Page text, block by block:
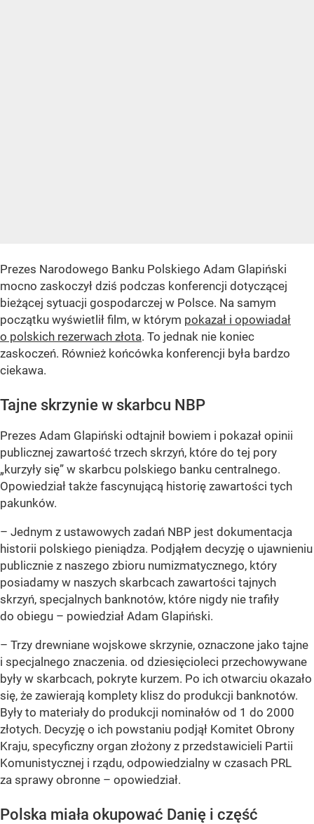
Prezes Narodowego Banku Polskiego Adam Glapiński
mocno zaskoczył dziś podczas konferencji dotyczącej
bieżącej sytuacji gospodarczej w Polsce. Na samym
początku wyświetlił film, w którym pokazał i opowiadał
o polskich rezerwach złota. To jednak nie koniec
zaskoczeń. Również końcówka konferencji była bardzo
ciekawa.
Tajne skrzynie w skarbcu NBP
Prezes Adam Glapiński odtajnił bowiem i pokazał opinii
publicznej zawartość trzech skrzyń, które do tej pory
„kurzyły się” w skarbcu polskiego banku centralnego.
Opowiedział także fascynującą historię zawartości tych
pakunków.
– Jednym z ustawowych zadań NBP jest dokumentacja
historii polskiego pieniądza. Podjąłem decyzję o ujawnieniu
publicznie z naszego zbioru numizmatycznego, który
posiadamy w naszych skarbcach zawartości tajnych
skrzyń, specjalnych banknotów, które nigdy nie trafiły
do obiegu – powiedział Adam Glapiński.
– Trzy drewniane wojskowe skrzynie, oznaczone jako tajne
i specjalnego znaczenia. od dziesięcioleci przechowywane
były w skarbcach, pokryte kurzem. Po ich otwarciu okazało
się, że zawierają komplety klisz do produkcji banknotów.
Były to materiały do produkcji nominałów od 1 do 2000
złotych. Decyzję o ich powstaniu podjął Komitet Obrony
Kraju, specyficzny organ złożony z przedstawicieli Partii
Komunistycznej i rządu, odpowiedzialny w czasach PRL
za sprawy obronne – opowiedział.
Polska miała okupować Danię i część